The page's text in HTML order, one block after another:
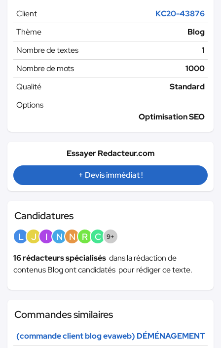
Client
KC20-43876
Thème
Blog
Nombre de textes
1
Nombre de mots
1000
Qualité
Standard
Options
Optimisation SEO
Essayer Redacteur.com
+ Devis immédiat !
Candidatures
L J I N N R C 9+
16 rédacteurs spécialisés dans la rédaction de
contenus Blog ont candidatés pour rédiger ce texte.
Commandes similaires
(commande client blog evaweb) DÉMÉNAGEMENT